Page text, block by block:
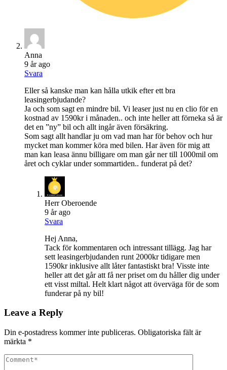
Anna
9 år ago
Svara
Eller så kanske man kan hålla utkik efter ett bra
leasingerbjudande?
Ja och som sagt en mindre bil. Vi leaser just nu en clio för en
kostnad av 1590kr i månaden.. och inte heller att förneka så är
det en ”ny” bil och allt ingår även försäkring.
Som sagt allt handlar ju om vad man har för behov och hur
mycket man kommer köra med bilen. Har även för mig att
man kan leasa ännu billigare om man går ner till 1000mil om
året och cyklar under sommartiden.. funderat på det?
Herr Oberoende
9 år ago
Svara
Hej Anna,
Tack för kommentaren och intressant tillägg. Jag har
sett leasingerbjudanden runt 2000kr tidigare men
1590kr inklusive allt låter fantastiskt bra! Visste inte
heller att det går att få ner priset om du håller dig under
ett visst miltal. Helt klart något att överväga för de som
funderar på ny bil!
Leave a Reply
Din e-postadress kommer inte publiceras. Obligatoriska fält är
märkta *